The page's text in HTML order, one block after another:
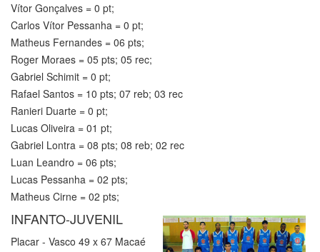
Vítor Gonçalves = 0 pt;
Carlos Vítor Pessanha = 0 pt;
Matheus Fernandes = 06 pts;
Roger Moraes = 05 pts; 05 rec;
Gabriel Schimit = 0 pt;
Rafael Santos = 10 pts; 07 reb; 03 rec
Ranieri Duarte = 0 pt;
Lucas Oliveira = 01 pt;
Gabriel Lontra = 08 pts; 08 reb; 02 rec
Luan Leandro = 06 pts;
Lucas Pessanha = 02 pts;
Matheus Cirne = 02 pts;
INFANTO-JUVENIL
Placar - Vasco 49 x 67 Macaé